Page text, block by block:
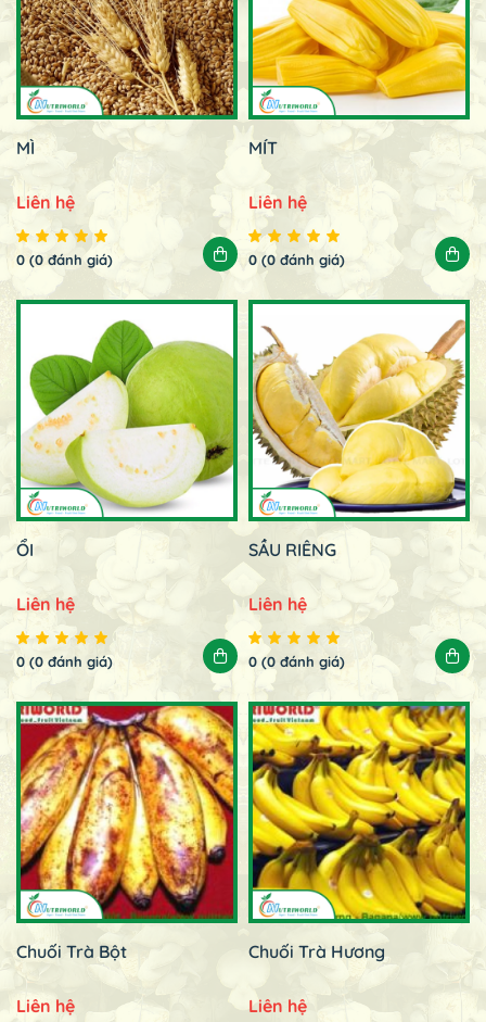
MÌ
Liên hệ
0 (0 đánh giá)
MÍT
Liên hệ
0 (0 đánh giá)
ỔI
Liên hệ
0 (0 đánh giá)
SẦU RIÊNG
Liên hệ
0 (0 đánh giá)
Chuối Trà Bột
Liên hệ
Chuối Trà Hương
Liên hệ